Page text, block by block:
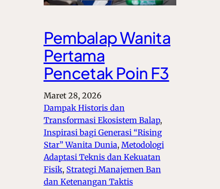
Pembalap Wanita
Pertama
Pencetak Poin F3
Maret 28, 2026
Dampak Historis dan
Transformasi Ekosistem Balap ,
Inspirasi bagi Generasi “Rising
Star” Wanita Dunia, Metodologi
Adaptasi Teknis dan Kekuatan
Fisik, Strategi Manajemen Ban
dan Ketenangan Taktis